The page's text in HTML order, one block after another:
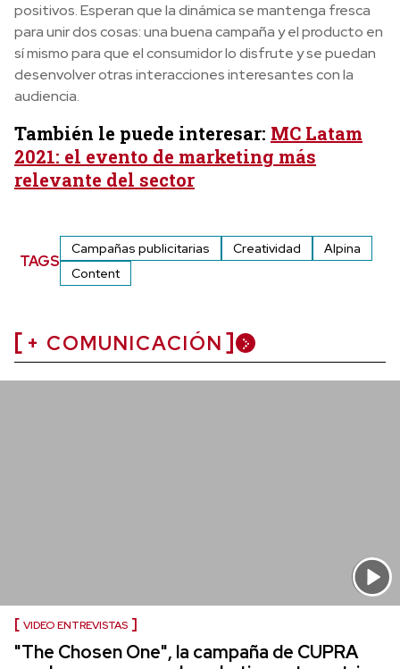
positivos. Esperan que la dinámica se mantenga fresca
para unir dos cosas: una buena campaña y el producto en
sí mismo para que el consumidor lo disfrute y se puedan
desenvolver otras interacciones interesantes con la
audiencia.
También le puede interesar: MC Latam
2021: el evento de marketing más
relevante del sector
TAGS
Campañas publicitarias Creatividad
Alpina
Content
+ COMUNICACIÓN
VIDEO ENTREVISTAS
"The Chosen One", la campaña de CUPRA